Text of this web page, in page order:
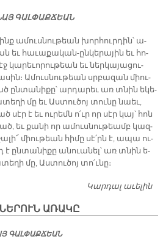
ԳԱԼ­ՓԱՔ­ՃԵԱՆ
ա­մուս­նու­թեան խոր­հուր­դին՝ ա­
եւ հա­ւա­քա­կան-ըն­կե­րա­յին եւ հո­
կա­րե­ւո­րու­թեան եւ ներ­կա­յա­ցու­
Ա­մուս­նու­թեան սրբա­զան միու­
ըն­տա­նի­քը՝ ար­դա­րեւ առ տնին ե­կե­
մը եւ Աս­տու­ծոյ տու­նը նաեւ,
է եւ ու­րեմն ո՛ւր որ սէր կայ՝ հոն
եւ քա­նի որ ա­մուս­նու­թեամբ կազ­
միու­թեան հի­մը սէ՛րն է, ա­պա ու­
է ըն­տա­նի­քը ա­նուա­նել՝ առ տնին ե­
մը, Աս­տու­ծոյ տո՛ւ­նը։
Կարդալ աւելին
ԱՌԱԿԸ
ԳԱԼ­ՓԱՔ­ՃԵԱՆ